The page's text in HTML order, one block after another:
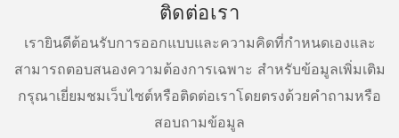
ติดต่อเรา
เรายินดีต้อนรับการออกแบบและความคิดที่กำหนดเองและ
สามารถตอบสนองความต้องการเฉพาะ สำหรับข้อมูลเพิ่มเติม
กรุณาเยี่ยมชมเว็บไซต์หรือติดต่อเราโดยตรงด้วยคำถามหรือ
สอบถามข้อมูล